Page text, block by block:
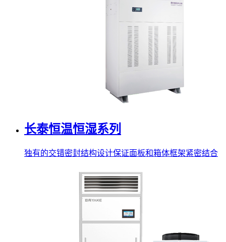
长泰恒温恒湿系列
独有的交错密封结构设计保证面板和箱体框架紧密结合